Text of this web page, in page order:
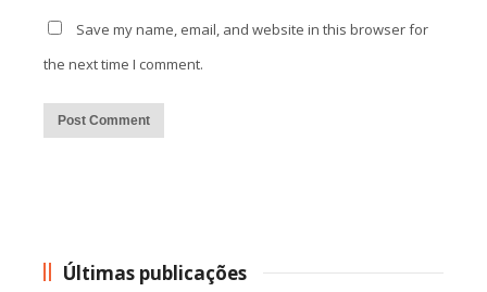
Save my name, email, and website in this browser for
the next time I comment.
Últimas publicações